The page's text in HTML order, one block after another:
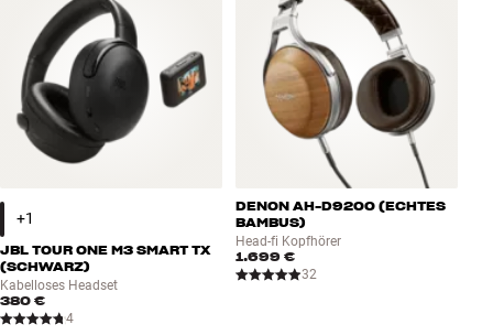
JBL TOUR ONE M3 SMART TX
(SCHWARZ)
Kabelloses Headset
380 €
4
DENON AH-D9200 (ECHTES
BAMBUS)
Head-fi Kopfhörer
1.699 €
32